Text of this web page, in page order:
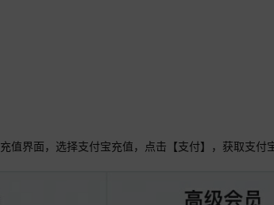
值界面，选择支付宝充值，点击【支付】，获取支